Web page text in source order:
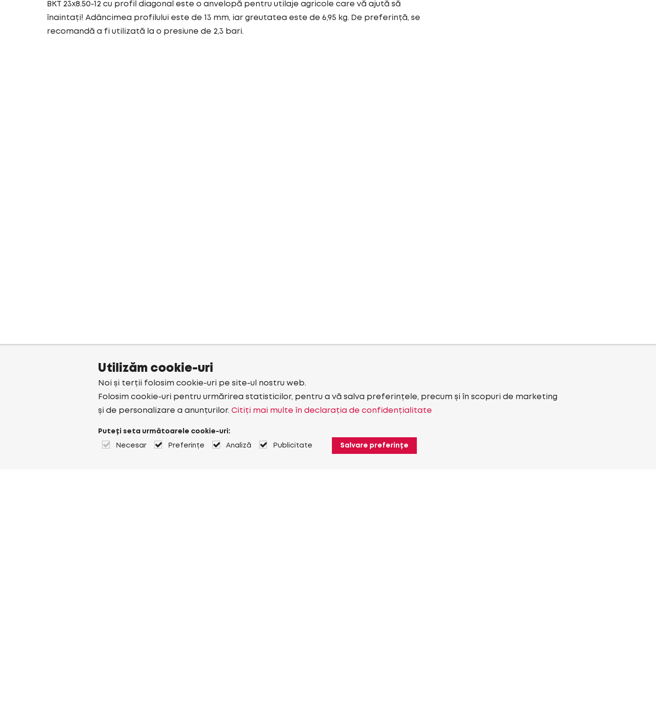
BKT 23x8.50-12 cu profil diagonal este o anvelopă pentru utilaje agricole care vă ajută să
înaintați! Adâncimea profilului este de 13 mm, iar greutatea este de 6,95 kg. De preferință, se
recomandă a fi utilizată la o presiune de 2,3 bari.
Utilizăm cookie-uri
Noi și terții folosim cookie-uri pe site-ul nostru web.
Folosim cookie-uri pentru urmărirea statisticilor, pentru a vă salva preferințele, precum și în scopuri de marketing
și de personalizare a anunțurilor. Citiți mai multe în declarația de confidențialitate
Puteți seta următoarele cookie-uri:
Necesar Preferințe Analiză Publicitate Salvare preferințe